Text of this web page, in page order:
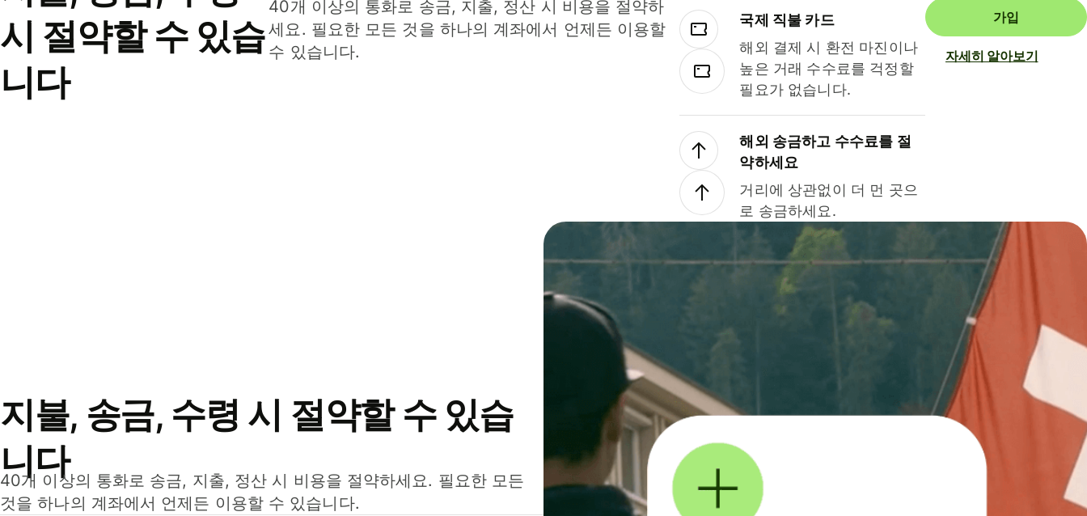
시 절약할 수 있습
니다
40개 이상의 통화로 송금, 지출, 정산 시 비용을 절약하
세요. 필요한 모든 것을 하나의 계좌에서 언제든 이용할
수 있습니다.
국제 직불 카드
해외 결제 시 환전 마진이나
높은 거래 수수료를 걱정할
필요가 없습니다.
해외 송금하고 수수료를 절
약하세요
거리에 상관없이 더 먼 곳으
로 송금하세요.
가입
자세히 알아보기
지불, 송금, 수령 시 절약할 수 있습
니다
40개 이상의 통화로 송금, 지출, 정산 시 비용을 절약하세요. 필요한 모든
것을 하나의 계좌에서 언제든 이용할 수 있습니다.